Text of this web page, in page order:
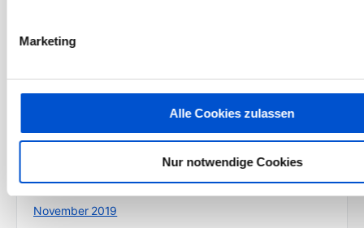
Marketing
Alle Cookies zulassen
Nur notwendige Cookies
Juni 2020
Februar 2020
Dezember 2019
November 2019